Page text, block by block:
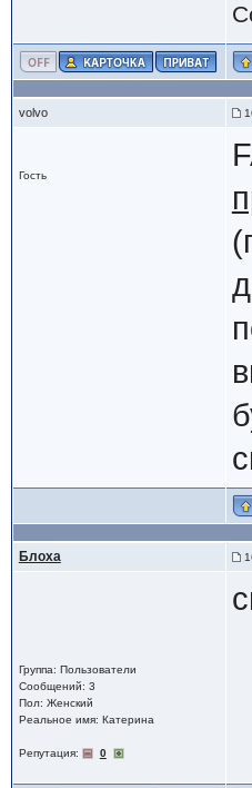
volvo
Гость
Блоха
Группа: Пользователи
Сообщений: 3
Пол: Женский
Реальное имя: Катерина
Репутация: 0